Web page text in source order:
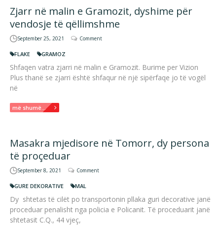
Zjarr në malin e Gramozit, dyshime për
vendosje të qëllimshme
September 25, 2021 Comment
FLAKE GRAMOZ
Shfaqen vatra zjarri në malin e Gramozit. Burime per Vizion
Plus thanë se zjarri është shfaqur në një sipërfaqe jo të vogël
në
më shumë...
Masakra mjedisore në Tomorr, dy persona
të proçeduar
September 8, 2021 Comment
GURE DEKORATIVE MAL
Dy shtetas të cilët po transportonin pllaka guri decorative janë
proceduar penalisht nga policia e Policanit. Të proceduarit janë
shtetasit C.Q., 44 vjeç,